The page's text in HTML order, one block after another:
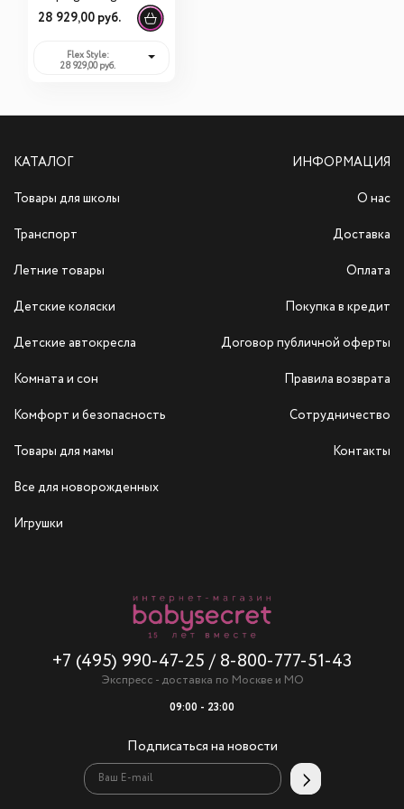
Punkte Flex Style с
наполнением
11870
28 929,00 руб.
Flex Style:
28 929,00 руб.
КАТАЛОГ
Товары для школы
Транспорт
Летние товары
Детские коляски
Детские автокресла
Комната и сон
Комфорт и безопасность
Товары для мамы
Все для новорожденных
Игрушки
+7 (495) 990-47-25 / 8-800-777-51-43
Экспресс - доставка по Москве и МО
09:00 - 23:00
Подписаться на новости
ИНФОРМАЦИЯ
О нас
Доставка
Оплата
Покупка в кредит
Договор публичной оферты
Правила возврата
Сотрудничество
Контакты